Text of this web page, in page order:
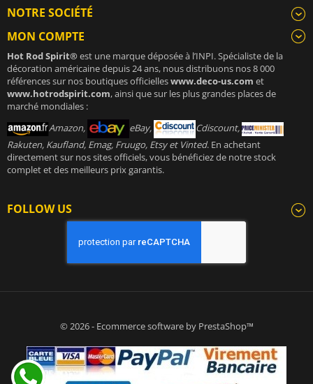
NOTRE SOCIÉTÉ
MON COMPTE
Hot Rod Spirit®est une marque déposée à l’INPI. Spécialiste de la
décoration américaine depuis 24 ans, nous distribuons nos 8 000
références sur nos boutiques officielleswww.deco-us.com et
www.hotrodspirit.com, ainsi que sur les plus grandes places de
marché mondiales :
Amazon,
eBay,
Cdiscount,
Rakuten, Kaufland, Emag, Fruugo, Etsy et Vinted. En achetant
directement sur nos sites officiels, vous bénéficiez de notre stock
complet et des meilleurs prix garantis.
FOLLOW US
© 2026 - Ecommerce software by PrestaShop™